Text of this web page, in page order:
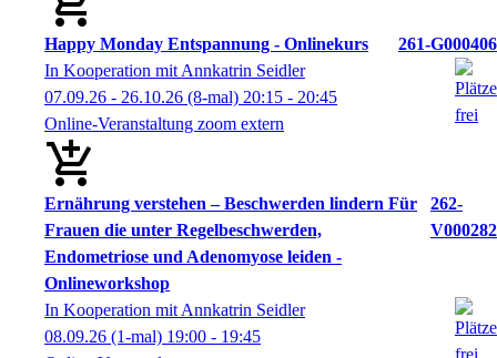
Happy Monday Entspannung - Onlinekurs
261-G000406
In Kooperation mit Annkatrin Seidler
07.09.26 - 26.10.26 (8-mal) 20:15 - 20:45
Online-Veranstaltung zoom extern
Ernährung verstehen – Beschwerden lindern Für
Frauen die unter Regelbeschwerden,
Endometriose und Adenomyose leiden -
Onlineworkshop
262-
V000282
In Kooperation mit Annkatrin Seidler
08.09.26 (1-mal) 19:00 - 19:45